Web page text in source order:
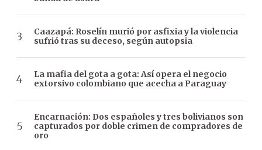
Caazapá: Roselín murió por asfixia y la violencia
sufrió tras su deceso, según autopsia
La mafia del gota a gota: Así opera el negocio
extorsivo colombiano que acecha a Paraguay
Encarnación: Dos españoles y tres bolivianos son
capturados por doble crimen de compradores de
oro